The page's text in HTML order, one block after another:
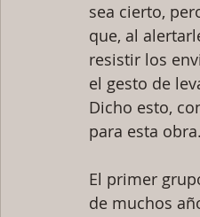
sea cierto,
que, al
resistir los
el gesto de
Dicho esto,
para esta obra.
El primer
de muchos